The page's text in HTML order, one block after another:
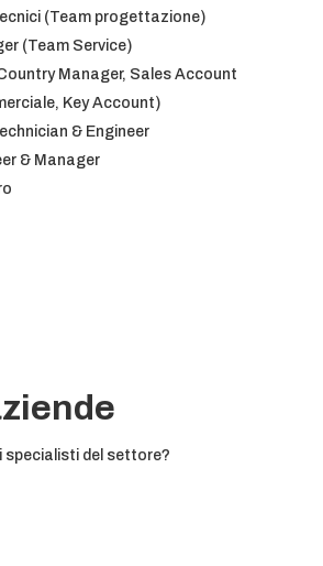
(Team progettazione)
(Team Service)
Manager, Sales Account
Key Account)
& Engineer
& Manager
specialisti del settore?